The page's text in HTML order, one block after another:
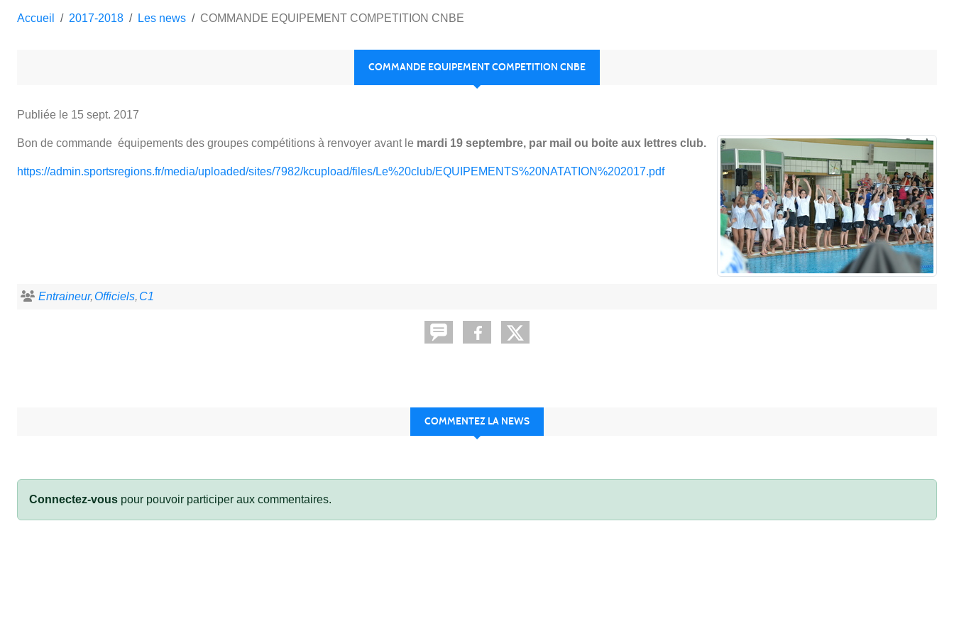
Accueil 2017-2018 Les news COMMANDE EQUIPEMENT COMPETITION CNBE
COMMANDE EQUIPEMENT COMPETITION CNBE
Publiée le 15 sept. 2017
Bon de commande équipements des groupes compétitions à renvoyer avant le mardi 19 septembre, par mail ou boite aux lettres club.
https://admin.sportsregions.fr/media/uploaded/sites/7982/kcupload/files/Le%20club/EQUIPEMENTS%20NATATION%202017.pdf
Entraineur Officiels C1
COMMENTEZ LA NEWS
Connectez-vous pour pouvoir participer aux commentaires.